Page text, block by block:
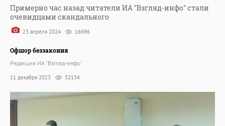
Примерно час назад читатели ИА "Взгляд-инфо" стали
очевидцами скандального
23 апреля 2024 16696
Офшор беззакония
Редакция ИА "Взгляд-инфо"
11 декабря 2023 52134